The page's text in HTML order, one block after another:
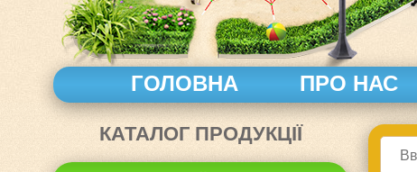
ГОЛОВНА ПРО НАС
КАТАЛОГ ПРОДУКЦІЇ